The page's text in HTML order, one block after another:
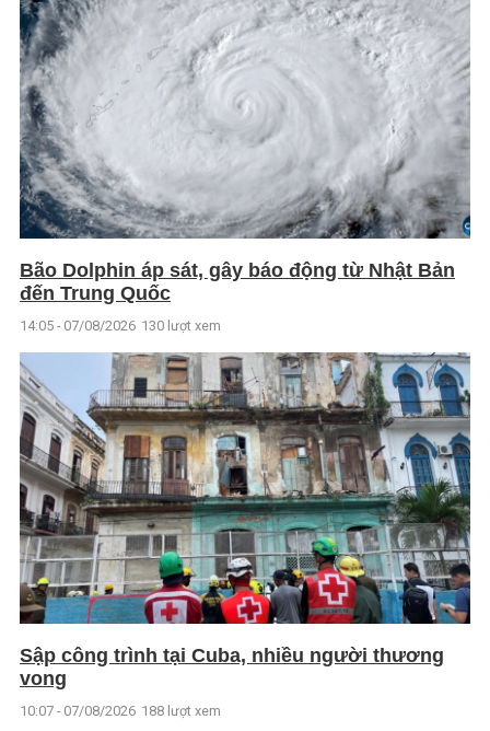
Bão Dolphin áp sát, gây báo động từ Nhật Bản
đến Trung Quốc
14:05 - 07/08/2026 130 lượt xem
Sập công trình tại Cuba, nhiều người thương
vong
10:07 - 07/08/2026 188 lượt xem